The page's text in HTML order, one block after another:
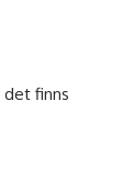
finns